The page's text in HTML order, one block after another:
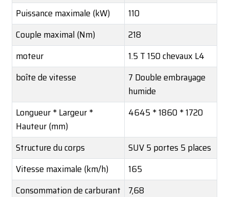
Puissance maximale (kW)
110
Couple maximal (Nm)
218
moteur
1.5 T 150 chevaux L4
boîte de vitesse
7 Double embrayage
humide
Longueur * Largeur *
Hauteur (mm)
4645 * 1860 * 1720
Structure du corps
SUV 5 portes 5 places
Vitesse maximale (km/h)
165
Consommation de carburant
7,68